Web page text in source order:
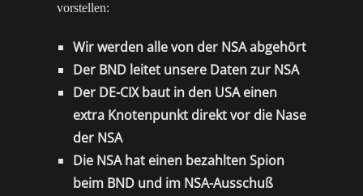
vorstellen:
Wir werden alle von der NSA abgehört
Der BND leitet unsere Daten zur NSA
Der DE-CIX baut in den USA einen
extra Knotenpunkt direkt vor die Nase
der NSA
Die NSA hat einen bezahlten Spion
beim BND und im NSA-Ausschuß